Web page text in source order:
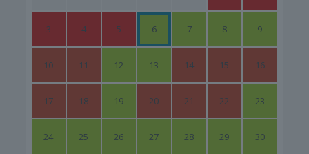
3 4 5 6 7 8 9
10 11 12 13 14 15 16
17 18 19 20 21 22 23
24 25 26 27 28 29 30